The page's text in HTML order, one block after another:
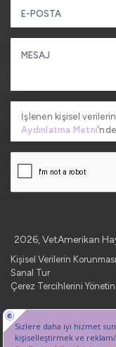
İşlenen kişisel
Aydınlatma Metni
2026, VetAmerikan
Kişisel Verilerin Korunması
Sanal Tur
Çerez Tercihlerini Yönetin